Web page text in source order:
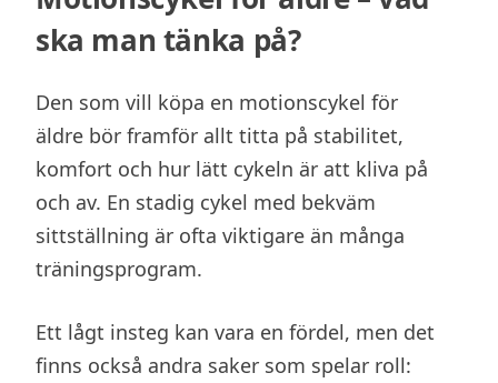
ska man tänka på?
Den som vill köpa en motionscykel för
äldre bör framför allt titta på stabilitet,
komfort och hur lätt cykeln är att kliva på
och av. En stadig cykel med bekväm
sittställning är ofta viktigare än många
träningsprogram.
Ett lågt insteg kan vara en fördel, men det
finns också andra saker som spelar roll: